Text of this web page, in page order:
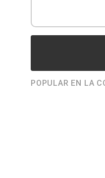
POPULAR EN LA